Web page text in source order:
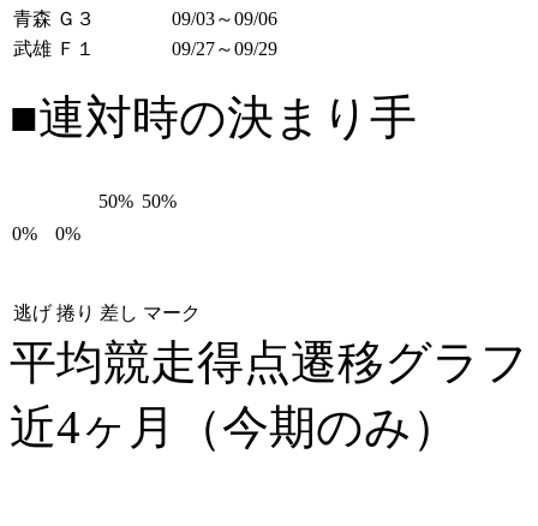
青森 Ｇ３
09/03～09/06
武雄 Ｆ１
09/27～09/29
■連対時の決まり手
0% 0%
50% 50%
逃げ 捲り 差し マーク
平均競走得点遷移グラ
近4ヶ月（今期のみ）